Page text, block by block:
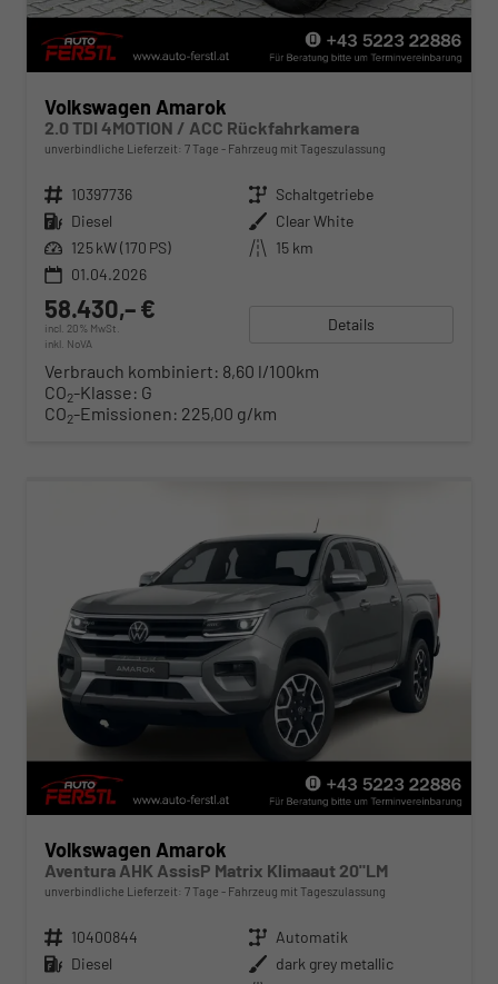
Volkswagen Amarok
2.0 TDI 4MOTION / ACC Rückfahrkamera
unverbindliche Lieferzeit: 7 Tage Fahrzeug mit Tageszulassung
Fahrzeugnr. 10397736 Getriebe Schaltgetriebe
Kraftstoff Diesel Außenfarbe Clear White
Leistung 125 kW (170 PS) Kilometerstand 15 km
01.04.2026
58.430,– €
incl. 20% MwSt.
inkl. NoVA
Details
Verbrauch kombiniert: 8,60 l/100km
CO2-Klasse: G
CO2-Emissionen: 225,00 g/km
Volkswagen Amarok
Aventura AHK AssisP Matrix Klimaaut 20"LM
unverbindliche Lieferzeit: 7 Tage Fahrzeug mit Tageszulassung
Fahrzeugnr. 10400844 Getriebe Automatik
Kraftstoff Diesel Außenfarbe dark grey metallic